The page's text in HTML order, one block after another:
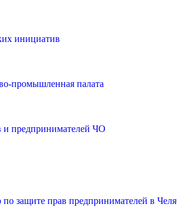
инициатив
промышленная палата
предпринимателей ЧО
защите прав предпринимателей в